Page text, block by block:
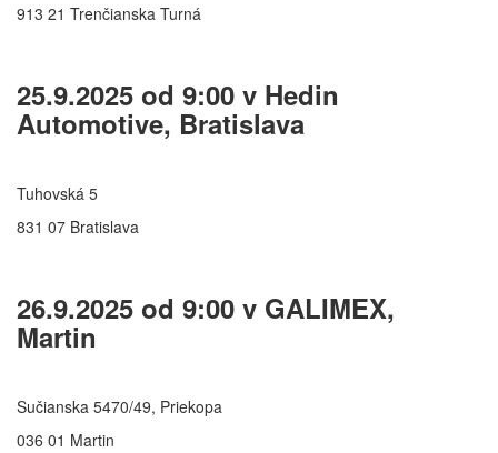
913 21 Trenčianska Turná
25.9.2025 od 9:00 v Hedin
Automotive, Bratislava
Tuhovská 5
831 07 Bratislava
26.9.2025 od 9:00 v GALIMEX,
Martin
Sučianska 5470/49, Priekopa
036 01 Martin